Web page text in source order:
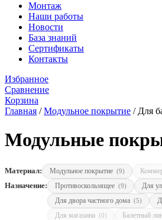
Монтаж
Наши работы
Новости
База знаний
Сертификаты
Контакты
Избранное
Сравнение
Корзина
Главная /Модульное покрытие / Для
Модульные
Материал: Модульное покрытие (9)
Назначение: Противоскользящее (9) Для
Для двора частного дома (5)
Для магазина (0) Балетный